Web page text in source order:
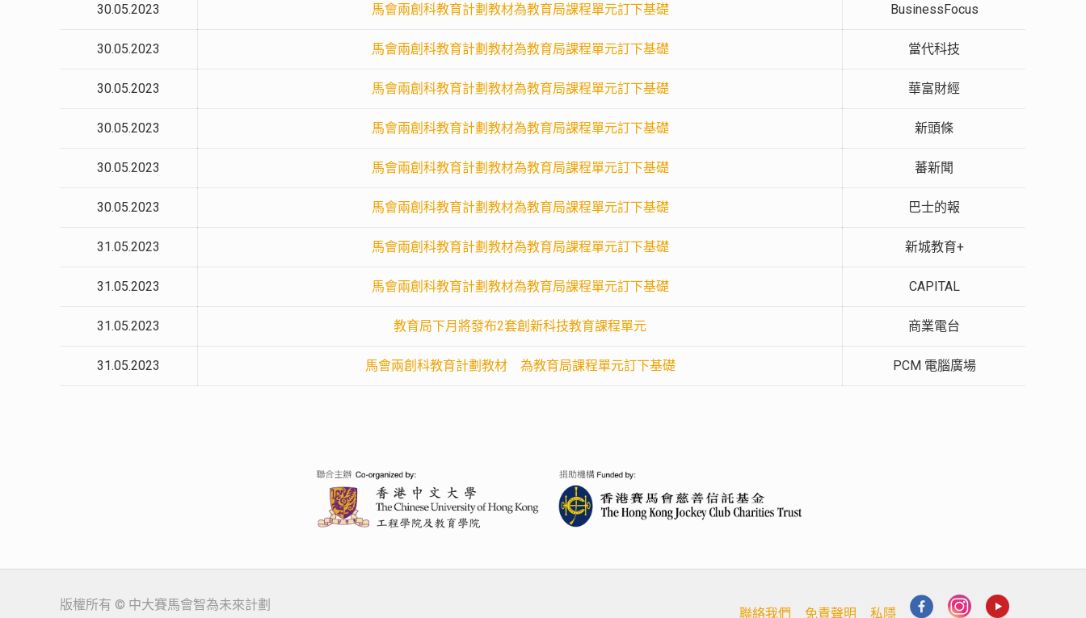
30.05.2023 馬會兩創科教育計劃教材為教育局課程單元訂下基礎 BusinessFocus
30.05.2023 馬會兩創科教育計劃教材為教育局課程單元訂下基礎 當代科技
30.05.2023 馬會兩創科教育計劃教材為教育局課程單元訂下基礎 華富財經
30.05.2023 馬會兩創科教育計劃教材為教育局課程單元訂下基礎 新頭條
30.05.2023 馬會兩創科教育計劃教材為教育局課程單元訂下基礎 蕃新聞
30.05.2023 馬會兩創科教育計劃教材為教育局課程單元訂下基礎 巴士的報
31.05.2023 馬會兩創科教育計劃教材為教育局課程單元訂下基礎 新城教育+
31.05.2023 馬會兩創科教育計劃教材為教育局課程單元訂下基礎 CAPITAL
31.05.2023 教育局下月將發布2套創新科技教育課程單元 商業電台
31.05.2023 馬會兩創科教育計劃教材 為教育局課程單元訂下基礎 PCM 電腦廣場
版權所有 © 中大賽馬會智為未來計劃
聯絡我們 免責聲明 私隱